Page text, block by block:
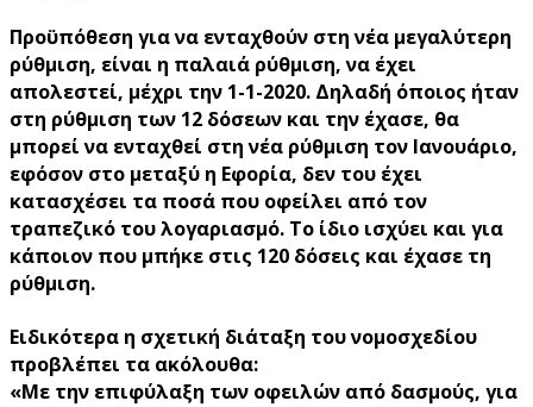
Προϋπόθεση για να ενταχθούν στη νέα μεγαλύτερη
ρύθμιση, είναι η παλαιά ρύθμιση,να έχει
απολεστεί, μέχρι την 1-1-2020. Δηλαδή όποιος ήταν
στη ρύθμιση των 12 δόσεων και την έχασε, θα
μπορεί να ενταχθεί στη νέα ρύθμιση τον Ιανουάριο,
εφόσον στο μεταξύ η Εφορία, δεν του έχει
κατασχέσει τα ποσά που οφείλει από τον
τραπεζικό του λογαριασμό. Το ίδιο ισχύει και για
κάποιον που μπήκε στις 120 δόσεις και έχασε τη
ρύθμιση.
Ειδικότερα η σχετική διάταξη του νομοσχεδίου
προβλέπει τα ακόλουθα:
«Με την επιφύλαξη των οφειλών από δασμούς, για